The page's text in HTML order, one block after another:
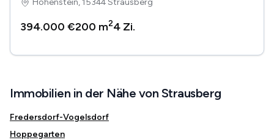
394.000 €200 m24 Zi.
Immobilien in der Nähe von Strausberg
Fredersdorf-Vogelsdorf
Hoppegarten